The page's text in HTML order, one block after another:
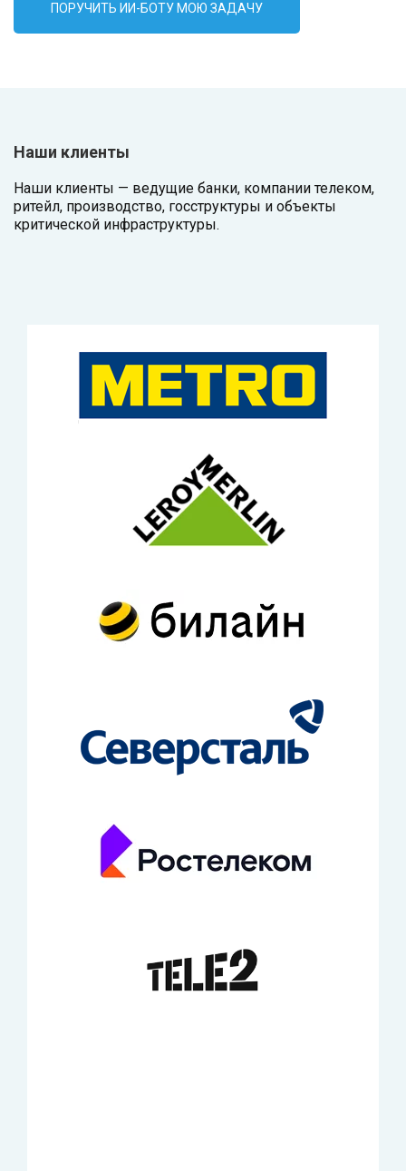
ПОРУЧИТЬ ИИ-БОТУ МОЮ ЗАДАЧУ
Наши клиенты
Наши клиенты — ведущие банки, компании телеком,
ритейл, производство, госструктуры и объекты
критической инфраструктуры.